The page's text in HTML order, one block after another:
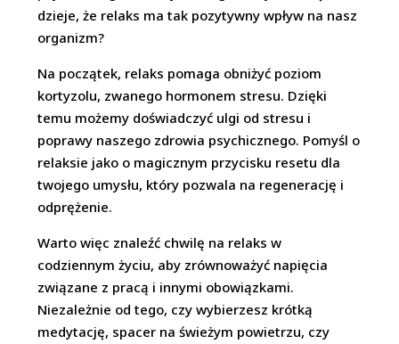
dzieje, że relaks ma tak pozytywny wpływ na nasz
organizm?
Na początek, relaks pomaga obniżyć poziom
kortyzolu, zwanego hormonem stresu. Dzięki
temu możemy doświadczyć ulgi od stresu i
poprawy naszego zdrowia psychicznego. Pomyśl o
relaksie jako o magicznym przycisku resetu dla
twojego umysłu, który pozwala na regenerację i
odprężenie.
Warto więc znaleźć chwilę na relaks w
codziennym życiu, aby zrównoważyć napięcia
związane z pracą i innymi obowiązkami.
Niezależnie od tego, czy wybierzesz krótką
medytację, spacer na świeżym powietrzu, czy